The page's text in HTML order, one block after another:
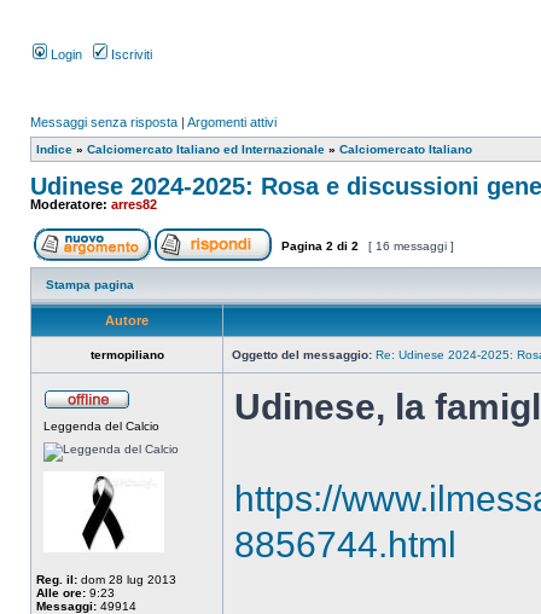
Login Iscriviti
Messaggi senza risposta | Argomenti attivi
Indice » Calciomercato Italiano ed Internazionale » Calciomercato Italiano
Udinese 2024-2025: Rosa e discussioni
Moderatore: arres82
Pagina 2 di 2 [ 16 messaggi ]
Stampa pagina
Autore
termopiliano Oggetto del messaggio: Re: Udinese 2024-2025:
Leggenda del Calcio
Reg. il: dom 28 lug 2013
Alle ore: 9:23
Messaggi: 49914
Udinese, la
https://
8856744.html